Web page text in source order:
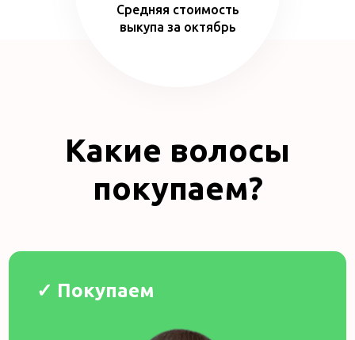
Средняя стоимость
выкупа за октябрь
Какие волосы
покупаем?
✓ Покупаем